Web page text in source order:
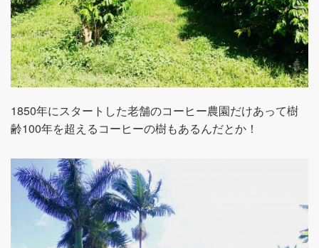
1850年にスタートした老舗のコーヒー農園だけあって樹
齢100年を超えるコーヒーの樹もあるんだとか！